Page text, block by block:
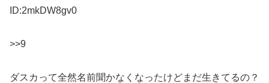
ID:2mkDW8gv0
>>9
ダスカって全然名前聞かなくなったけどまだ生きてるの？